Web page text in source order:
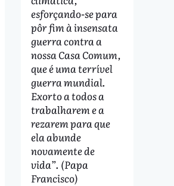
esforçando-se para
pôr fim à insensata
guerra contra a
nossa Casa Comum,
que é uma terrível
guerra mundial.
Exorto a todos a
trabalharem e a
rezarem para que
ela abunde
novamente de
vida”. (Papa
Francisco)